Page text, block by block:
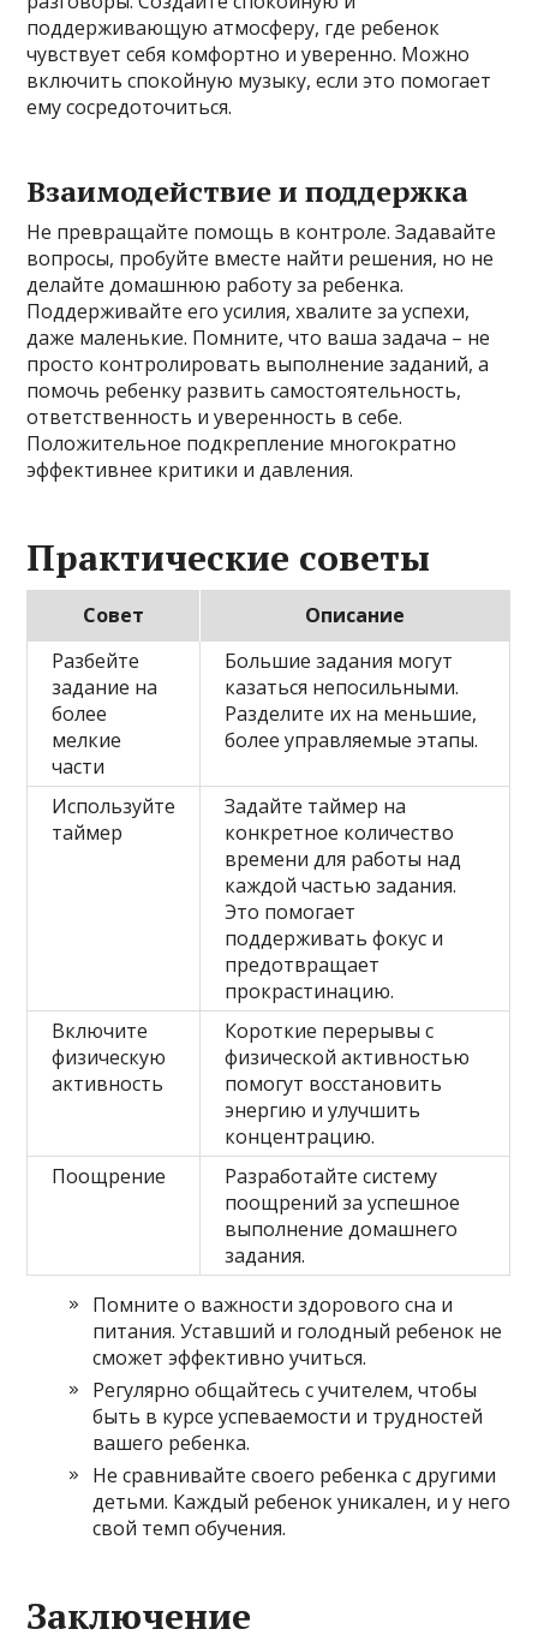
поддерживающую атмосферу, где ребенок
чувствует себя комфортно и уверенно. Можно
включить спокойную музыку, если это помогает
ему сосредоточиться.
Взаимодействие и поддержка
Не превращайте помощь в контроле. Задавайте
вопросы, пробуйте вместе найти решения, но не
делайте домашнюю работу за ребенка.
Поддерживайте его усилия, хвалите за успехи,
даже маленькие. Помните, что ваша задача – не
просто контролировать выполнение заданий, а
помочь ребенку развить самостоятельность,
ответственность и уверенность в себе.
Положительное подкрепление многократно
эффективнее критики и давления.
Практические советы
Совет
Описание
Разбейте
задание на
более
мелкие
части
Большие задания могут
казаться непосильными.
Разделите их на меньшие,
более управляемые этапы.
Используйте
таймер
Задайте таймер на
конкретное количество
времени для работы над
каждой частью задания.
Это помогает
поддерживать фокус и
предотвращает
прокрастинацию.
Включите
физическую
активность
Короткие перерывы с
физической активностью
помогут восстановить
энергию и улучшить
концентрацию.
Поощрение
Разработайте систему
поощрений за успешное
выполнение домашнего
задания.
Помните о важности здорового сна и
питания. Уставший и голодный ребенок не
сможет эффективно учиться.
Регулярно общайтесь с учителем, чтобы
быть в курсе успеваемости и трудностей
вашего ребенка.
Не сравнивайте своего ребенка с другими
детьми. Каждый ребенок уникален, и у него
свой темп обучения.
Заключение